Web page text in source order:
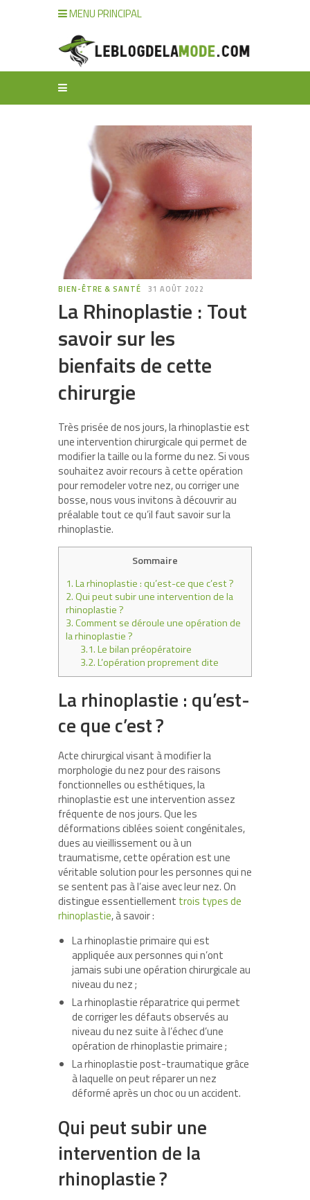
MENU PRINCIPAL
BIEN-ÊTRE & SANTÉ 31 AOÛT 2022
La Rhinoplastie : Tout
savoir sur les
bienfaits de cette
chirurgie
Très prisée de nos jours, la rhinoplastie est
une intervention chirurgicale qui permet de
modifier la taille ou la forme du nez. Si vous
souhaitez avoir recours à cette opération
pour remodeler votre nez, ou corriger une
bosse, nous vous invitons à découvrir au
préalable tout ce qu’il faut savoir sur la
rhinoplastie.
Sommaire
1.La rhinoplastie : qu’est-ce que c’est ?
2.Qui peut subir une intervention de la
rhinoplastie ?
3.Comment se déroule une opération de
la rhinoplastie ?
3.1.Le bilan préopératoire
3.2.L’opération proprement dite
La rhinoplastie : qu’est-
ce que c’est ?
Acte chirurgical visant à modifier la
morphologie du nez pour des raisons
fonctionnelles ou esthétiques, la
rhinoplastie est une intervention assez
fréquente de nos jours. Que les
déformations ciblées soient congénitales,
dues au vieillissement ou à un
traumatisme, cette opération est une
véritable solution pour les personnes qui ne
se sentent pas à l’aise avec leur nez. On
distingue essentiellement trois types de
rhinoplastie, à savoir :
La rhinoplastie primaire qui est
appliquée aux personnes qui n’ont
jamais subi une opération chirurgicale au
niveau du nez ;
La rhinoplastie réparatrice qui permet
de corriger les défauts observés au
niveau du nez suite à l’échec d’une
opération de rhinoplastie primaire ;
La rhinoplastie post-traumatique grâce
à laquelle on peut réparer un nez
déformé après un choc ou un accident.
Qui peut subir une
intervention de la
rhinoplastie ?